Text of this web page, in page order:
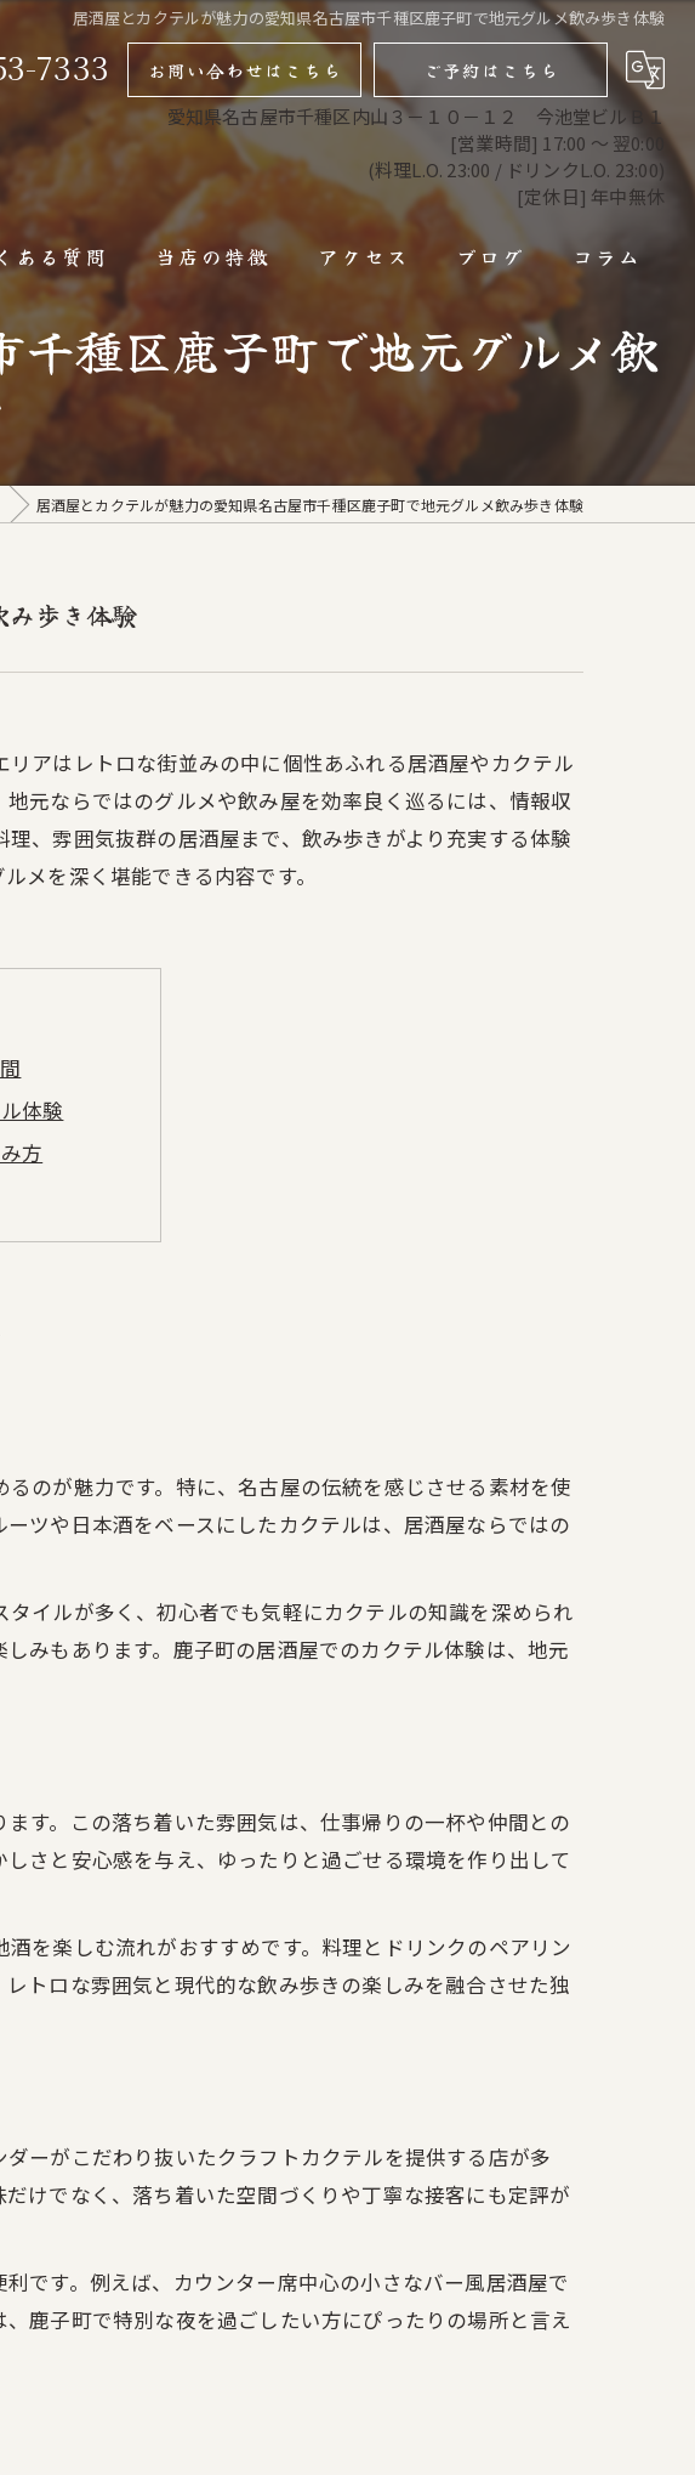
居酒屋とカクテルが魅力の愛知県名古屋市千種区鹿子町で地元グルメ飲み歩き体験
7333 お問い合わせはこちら
ご予約はこちら
愛知県名古屋市千種区内山３－１０－１２ 今池堂ビルＢ１
[営業時間] 17:00 ～ 翌0:00
(料理L.O. 23:00 / ドリンクL.O. 23:00)
[定休日] 年中無休
ある質問 当店の特徴
馬肉
コース
アクセス ブログ コラム
種区鹿子町で地元グルメ飲
居酒屋とカクテルが魅力の愛知県名古屋市千種区鹿子町で地元グルメ飲み歩き体験
み歩き体験
アはレトロな街並みの中に個性あふれる居酒屋やカクテル
元ならではのグルメや飲み屋を効率良く巡るには、情報収
、雰囲気抜群の居酒屋まで、飲み歩きがより充実する体験
メを深く堪能できる内容です。
体験
方
ット
発見
の種類
しむ
空気
する
深さ
場所
魅力
屋
選び方
贅沢
夜
のが魅力です。特に、名古屋の伝統を感じさせる素材を使
ツや日本酒をベースにしたカクテルは、居酒屋ならではの
イルが多く、初心者でも気軽にカクテルの知識を深められ
みもあります。鹿子町の居酒屋でのカクテル体験は、地元
す。この落ち着いた雰囲気は、仕事帰りの一杯や仲間との
さと安心感を与え、ゆったりと過ごせる環境を作り出して
を楽しむ流れがおすすめです。料理とドリンクのペアリン
トロな雰囲気と現代的な飲み歩きの楽しみを融合させた独
ーがこだわり抜いたクラフトカクテルを提供する店が多
けでなく、落ち着いた空間づくりや丁寧な接客にも定評が
です。例えば、カウンター席中心の小さなバー風居酒屋で
鹿子町で特別な夜を過ごしたい方にぴったりの場所と言え